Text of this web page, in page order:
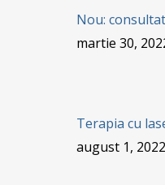
Nou:
martie 30,
Terapia cu
august 1, 2022